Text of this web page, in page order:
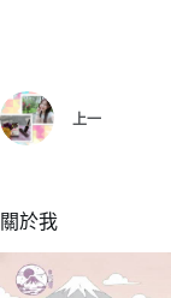
上一
關於我